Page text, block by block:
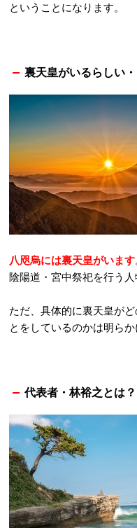
ということになります。
裏天皇がいるらしい・
八咫烏には裏天皇がいます
陰陽道・宮中祭祀を行う人
ただ、具体的に裏天皇が
とをしているのかは明らか
代表者・林裕之とは？